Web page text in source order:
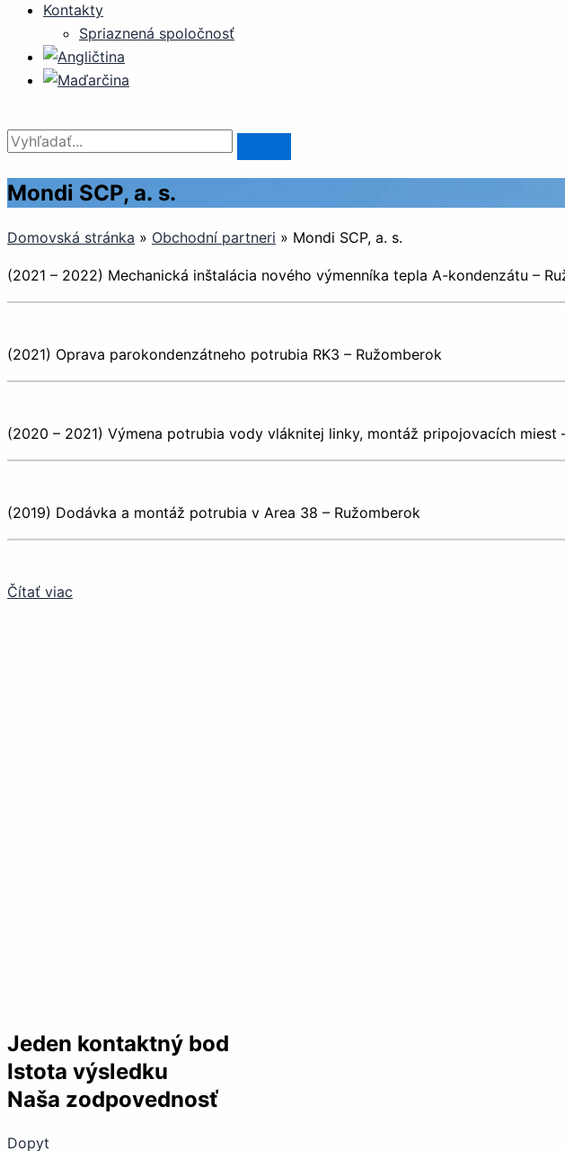
Kontakty
Spriaznená spoločnosť
Mondi SCP, a. s.
Domovská stránka » Obchodní partneri » Mondi SCP, a. s.
(2021 – 2022) Mechanická inštalácia nového výmenníka tepla A-kondenzátu –
(2021) Oprava parokondenzátneho potrubia RK3 – Ružomberok
(2020 – 2021) Výmena potrubia vody vláknitej linky, montáž pripojovacích
(2019) Dodávka a montáž potrubia v Area 38 – Ružomberok
Čítať viac
Jeden kontaktný bod
Istota výsledku
Naša zodpovednosť
Dopyt